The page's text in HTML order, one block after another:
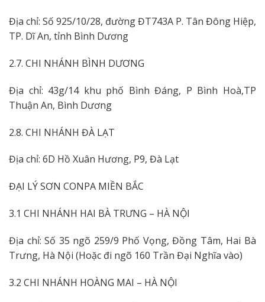
Địa chỉ: Số 925/10/28, đường ĐT743A P. Tân Đông Hiệp,
TP. Dĩ An, tỉnh Bình Dương
2.7. CHI NHÁNH BÌNH DƯƠNG
Địa chỉ: 43g/14 khu phố Bình Đáng, P Bình Hoà,TP
Thuận An, Bình Dương
2.8. CHI NHÁNH ĐÀ LẠT
Địa chỉ: 6D Hồ Xuân Hương, P9, Đà Lạt
ĐẠI LÝ SƠN CONPA MIỀN BẮC
3.1 CHI NHÁNH HAI BÀ TRƯNG – HÀ NỘI
Địa chỉ: Số 35 ngõ 259/9 Phố Vọng, Đồng Tâm, Hai Bà
Trưng, Hà Nội (Hoặc đi ngõ 160 Trần Đại Nghĩa vào)
3.2 CHI NHÁNH HOÀNG MAI – HÀ NỘI